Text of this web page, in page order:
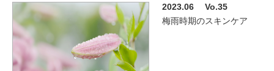
2023.06 Vo.35
梅雨時期のスキンケア